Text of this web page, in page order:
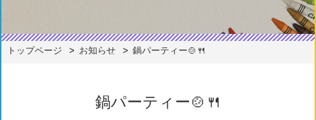
トップページ お知らせ 鍋パーティー🍲🍴
鍋パーティー🍲🍴